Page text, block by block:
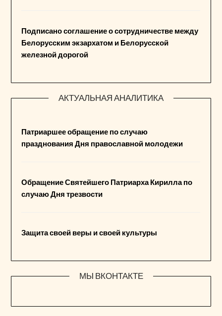
Подписано соглашение о сотрудничестве между
Белорусским экзархатом и Белорусской
железной дорогой
АКТУАЛЬНАЯ АНАЛИТИКА
Патриаршее обращение по случаю
празднования Дня православной молодежи
Обращение Святейшего Патриарха Кирилла по
случаю Дня трезвости
Защита своей веры и своей культуры
МЫ ВКОНТАКТЕ